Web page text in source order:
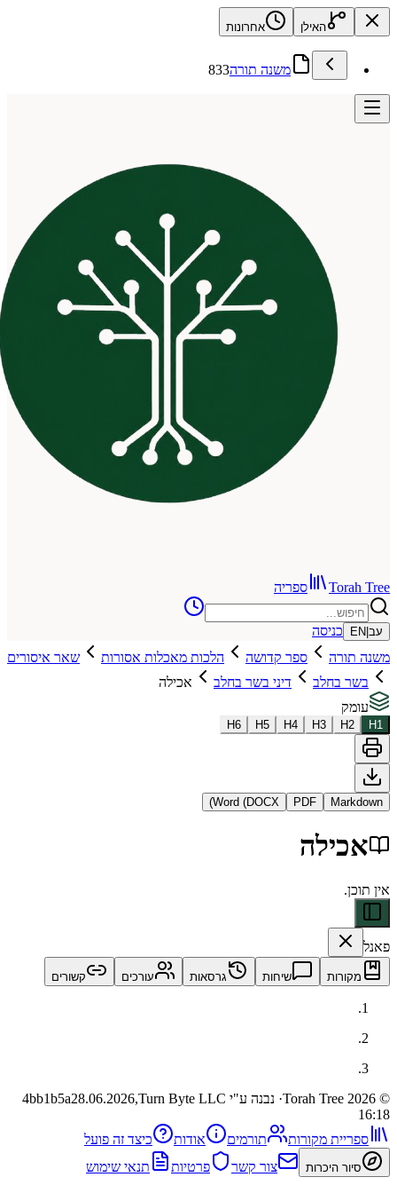
האילן אחרונות
משנה תורה833
ספריה
כניסה
ספר קדושה הלכות מאכלות אסורות
שאר איסורים
דיני בשר בחלב
אכילה
H3
H4
H5
H6
PDF
Word (DOCX)
שיחות גרסאות עורכים קשורים
· נבנה ע"י Turn Byte LLC 4bb1b5a28.06.2026,
מקורות תורמים אודות כיצד זה פועל
היכרות צור קשר פרטיות תנאי שימוש